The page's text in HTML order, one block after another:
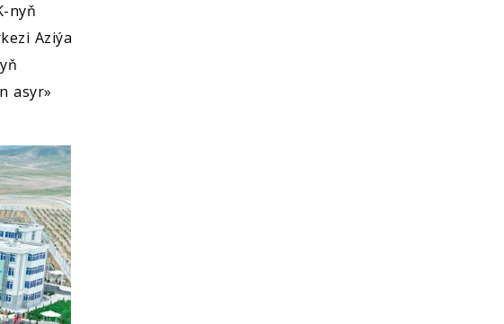
nyň
Aziýa
asyr»